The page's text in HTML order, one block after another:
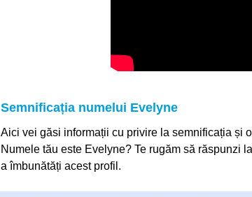
Semnificația numelui Evelyne
Aici vei găsi informații cu privire la semnificația și
Numele tău este Evelyne? Te rugăm să răspunzi la
a îmbunătăți acest profil.